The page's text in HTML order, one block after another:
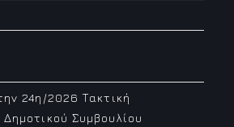
24η/2026 Τακτική
Συμβουλίου